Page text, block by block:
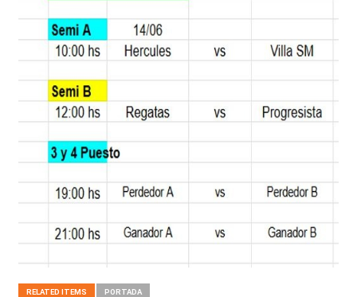
RELATED ITEMS PORTADA